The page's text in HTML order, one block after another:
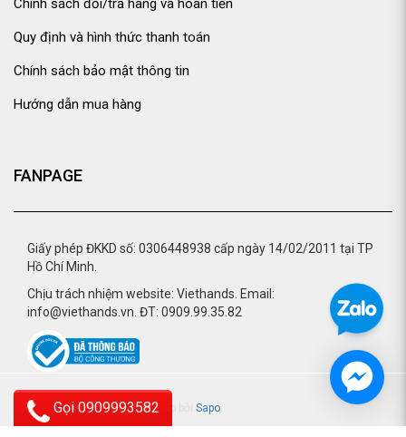
Chính sách đổi/trả hàng và hoàn tiền
Quy định và hình thức thanh toán
Chính sách bảo mật thông tin
Hướng dẫn mua hàng
FANPAGE
Giấy phép ĐKKD số: 0306448938 cấp ngày 14/02/2011 tại TP
Hồ Chí Minh.
Chịu trách nhiệm website: Viethands. Email:
info@viethands.vn. ĐT: 0909.99.35.82
© 2015 - viethands.vn.Cung cấp bởi Sapo
Gọi 0909993582